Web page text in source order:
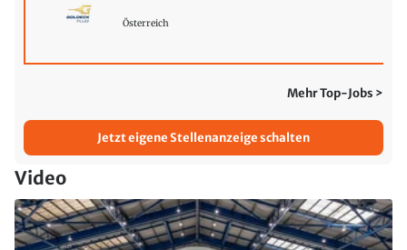
Österreich
Mehr Top-Jobs >
Jetzt eigene Stellenanzeige schalten
Video